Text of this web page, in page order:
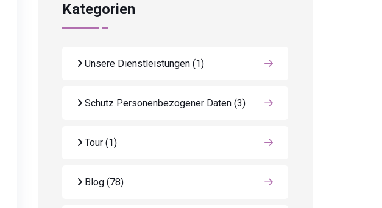
Kategorien
Unsere Dienstleistungen (1)
Schutz Personenbezogener Daten (3)
Tour (1)
Blog (78)